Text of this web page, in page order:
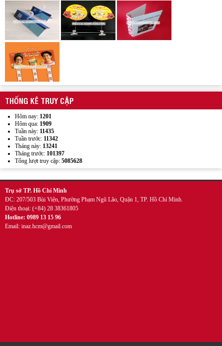
Wobbler quảng cáo để bàn 2 thân
THỐNG KÊ TRUY CẬP
Hôm nay: 1201
Hôm qua: 1909
Tuần này: 11435
Tuần trước: 11342
Tháng này: 13241
Tháng trước: 101397
Tổng lượt truy cập: 5085628
Trụ sở TP. Hồ Chí Minh
ĐC: 207/503 Bùi Viện, Phường Phạm Ngũ Lão, Quận 1, TP. Hồ Chí Minh.
Điện thoại: (+84) 28 38361805
Hotline: 0989 13 15 96
Email: inaz.hcm@gmail.com